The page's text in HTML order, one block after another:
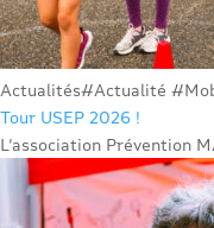
Actualités#Actualité
Tour USEP 2026 !
L’association Prévention